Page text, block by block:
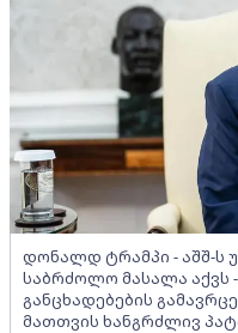
დონალდ ტრამპი - აშშ-ს
საბრძოლო მასალა აქვს
განცხადებების
მათთვის ხანგრძლივ